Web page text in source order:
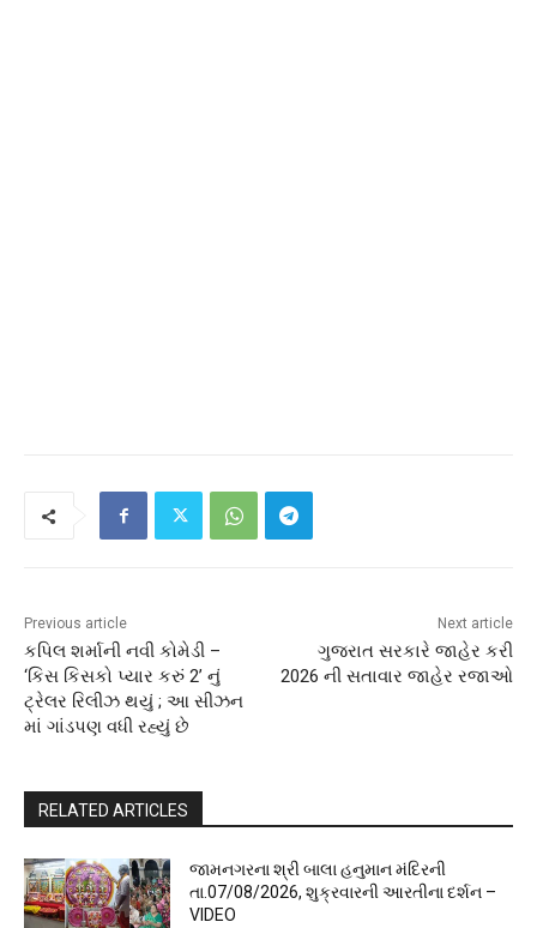
Previous article
કપિલ શર્માની નવી કોમેડી –
‘કિસ કિસકો પ્યાર કરું 2’ નું
ટ્રેલર રિલીઝ થયું ; આ સીઝન
માં ગાંડપણ વધી રહ્યું છે
Next article
ગુજરાત સરકારે જાહેર કરી
2026 ની સતાવાર જાહેર રજાઓ
RELATED ARTICLES
જામનગરના શ્રી બાલા હનુમાન મંદિરની
તા.07/08/2026, શુક્રવારની આરતીના દર્શન –
VIDEO